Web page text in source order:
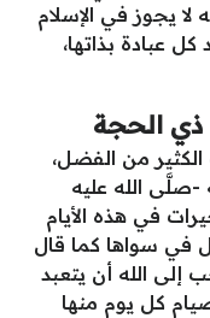
لا يجوز في الإسلام
عبادة بذاتها،
ذي الحجة
من الفضل،
صلَّى الله عليه
في هذه الأيام
في سواها كما قال
إلى الله أن يتعبد
كل يوم منها